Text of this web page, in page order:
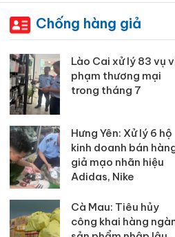
Chống hàng giả
Lào Cai xử lý 83 vụ
phạm thương mại
trong tháng 7
Hưng Yên: Xử lý 6 hộ
kinh doanh bán
giả mạo nhãn hiệu
Adidas, Nike
Cà Mau: Tiêu hủy
công khai hàng